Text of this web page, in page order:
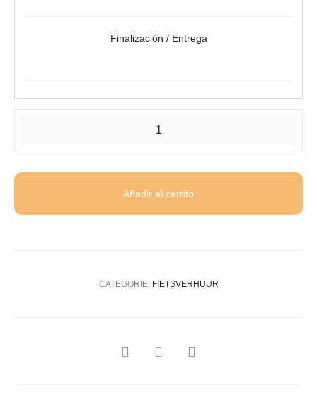
Finalización / Entrega
Añadir al carrito
CATEGORIE: FIETSVERHUUR
SHARE